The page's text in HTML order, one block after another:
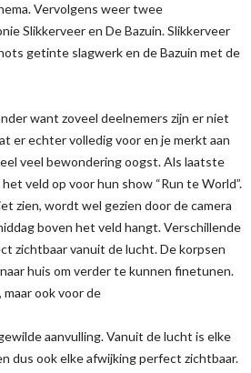
Vervolgens weer twee
Slikkerveer en De Bazuin. Slikkerveer
getinte slagwerk en de Bazuin met de
want zoveel deelnemers zijn er niet
er echter volledig voor en je merkt aan
veel bewondering oogst. Als laatste
veld op voor hun show “Run te World”.
zien, wordt wel gezien door de camera
boven het veld hangt. Verschillende
zichtbaar vanuit de lucht. De korpsen
huis om verder te kunnen finetunen.
ook voor de
aanvulling. Vanuit de lucht is elke
dus ook elke afwijking perfect zichtbaar.